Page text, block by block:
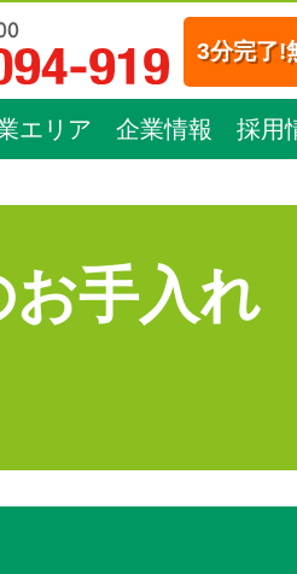
3分完了!
エリア 企業情報 採用
手入れ